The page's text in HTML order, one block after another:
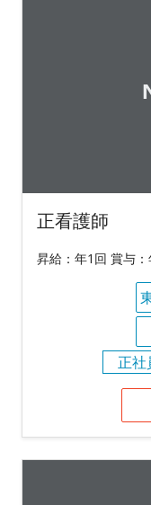
正看護師
昇給：年1回 賞与
正社